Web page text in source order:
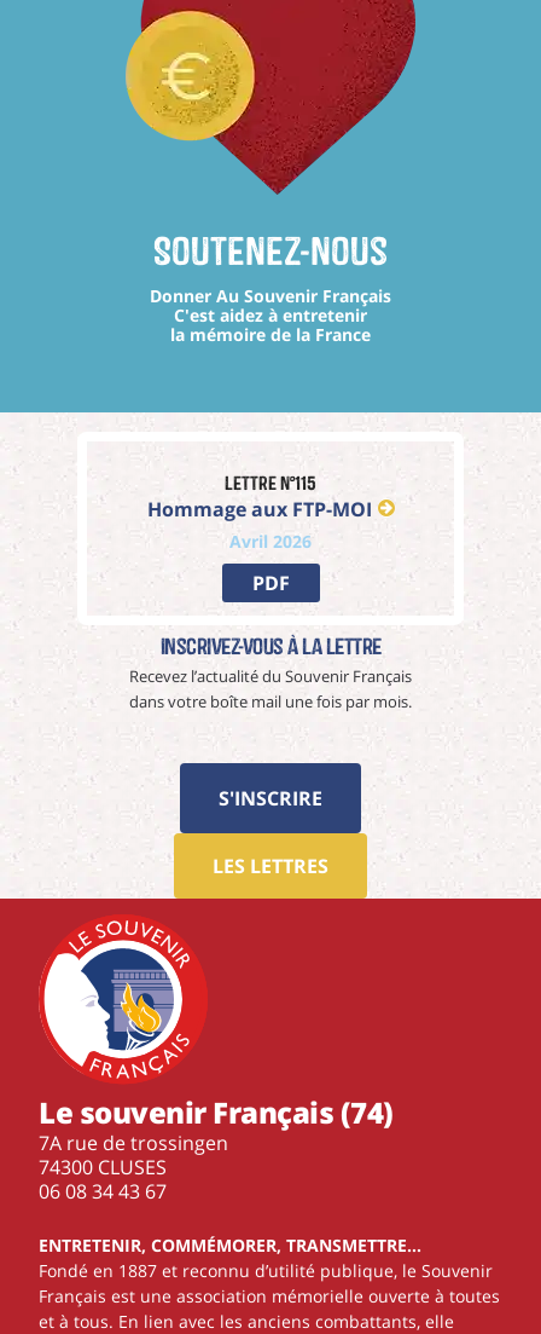
Soutenez-nous
Donner Au Souvenir Français
C'est aidez à entretenir
la mémoire de la France
Lettre n°115
Hommage aux FTP-MOI
Avril 2026
PDF
Inscrivez-vous à La Lettre
Recevez l’actualité du Souvenir Français
dans votre boîte mail une fois par mois.
S'INSCRIRE
LES LETTRES
Le souvenir Français (74)
7A rue de trossingen
74300 CLUSES
‭06 08 34 43 67‬
ENTRETENIR, COMMÉMORER, TRANSMETTRE…
Fondé en 1887 et reconnu d’utilité publique, le Souvenir
Français est une association mémorielle ouverte à toutes
et à tous. En lien avec les anciens combattants, elle